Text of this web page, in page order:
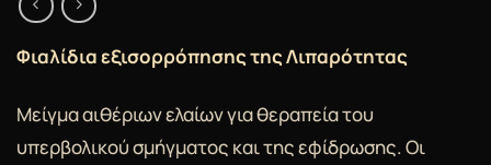
Φιαλίδια εξισορρόπησης της Λιπαρότητας
Μείγμα αιθέριων ελαίων για θεραπεία του
υπερβολικού σμήγματος και της εφίδρωσης. Οι